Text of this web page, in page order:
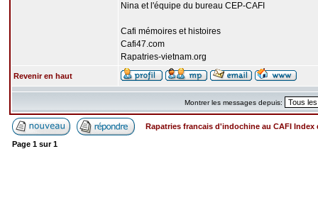
Nina et l'équipe du bureau CEP-CAFI
Cafi mémoires et histoires
Cafi47.com
Rapatries-vietnam.org
Revenir en haut
Montrer les messages depuis:
Rapatries francais d'indochine au CAFI Index
Page 1 sur1